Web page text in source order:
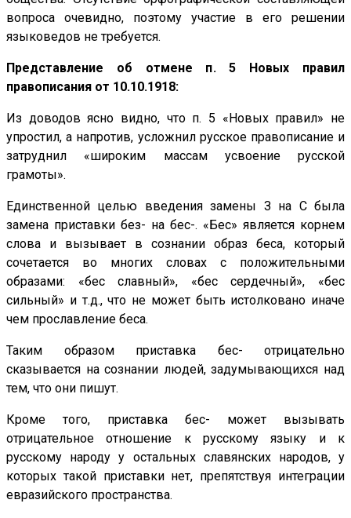
вопроса очевидно, поэтому участие в его решении
языковедов не требуется.
Представление об отмене п. 5 Новых правил
правописания от 10.10.1918:
Из доводов ясно видно, что п. 5 «Новых правил» не
упростил, а напротив, усложнил русское правописание и
затруднил «широким массам усвоение русской
грамоты».
Единственной целью введения замены З на С была
замена приставки без- на бес-. «Бес» является корнем
слова и вызывает в сознании образ беса, который
сочетается во многих словах с положительными
образами: «бес славный», «бес сердечный», «бес
сильный» и т.д., что не может быть истолковано иначе
чем прославление беса.
Таким образом приставка бес- отрицательно
сказывается на сознании людей, задумывающихся над
тем, что они пишут.
Кроме того, приставка бес- может вызывать
отрицательное отношение к русскому языку и к
русскому народу у остальных славянских народов, у
которых такой приставки нет, препятствуя интеграции
евразийского пространства.